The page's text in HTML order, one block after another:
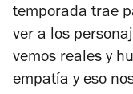
temporada trae
ver a los
vemos reales y
empatía y eso